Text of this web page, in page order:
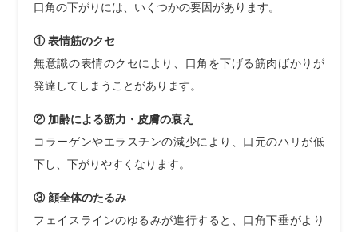
口角の下がりには、いくつかの要因があります。
① 表情筋のクセ
無意識の表情のクセにより、口角を下げる筋肉ばかりが
発達してしまうことがあります。
② 加齢による筋力・皮膚の衰え
コラーゲンやエラスチンの減少により、口元のハリが低
下し、下がりやすくなります。
③ 顔全体のたるみ
フェイスラインのゆるみが進行すると、口角下垂がより